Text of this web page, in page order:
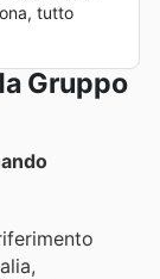
tutto
Gruppo